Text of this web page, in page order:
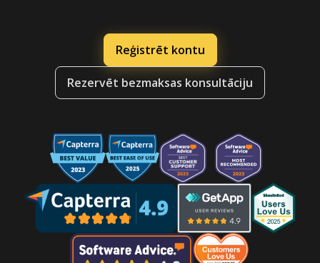
Reģistrēt kontu
Rezervēt bezmaksas konsultāciju